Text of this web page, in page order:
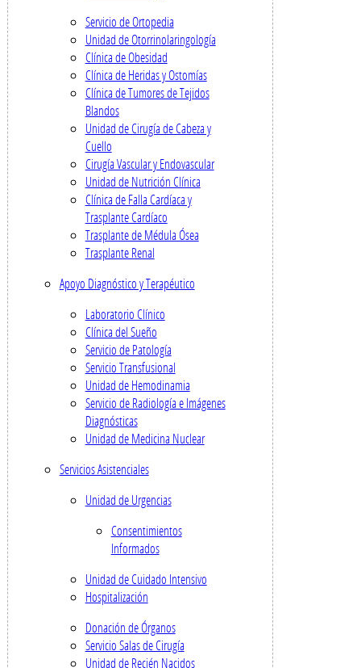
Servicio de Ortopedia
Unidad de Otorrinolaringología
Clínica de Obesidad
Clínica de Heridas y Ostomías
Clínica de Tumores de Tejidos
Blandos
Unidad de Cirugía de Cabeza y
Cuello
Cirugía Vascular y Endovascular
Unidad de Nutrición Clínica
Clínica de Falla Cardíaca y
Trasplante Cardíaco
Trasplante de Médula Ósea
Trasplante Renal
Apoyo Diagnóstico y Terapéutico
Laboratorio Clínico
Clínica del Sueño
Servicio de Patología
Servicio Transfusional
Unidad de Hemodinamia
Servicio de Radiología e Imágenes
Diagnósticas
Unidad de Medicina Nuclear
Servicios Asistenciales
Unidad de Urgencias
Consentimientos
Informados
Unidad de Cuidado Intensivo
Hospitalización
Donación de Órganos
Servicio Salas de Cirugía
Unidad de Recién Nacidos